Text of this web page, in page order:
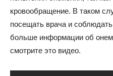
кровообращение. В таком
посещать врача и
больше информации об
смотрите это видео.